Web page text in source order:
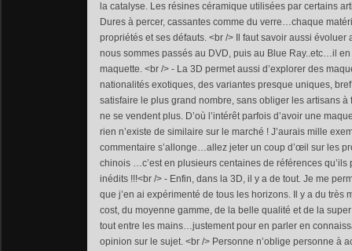
la catalyse. Les résines céramique utilisées par certains
Dures à percer, cassantes comme du verre…chaque
propriétés et ses défauts. <br /> Il faut savoir aussi
nous sommes passés au DVD, puis au Blue Ray..etc…il
maquette. <br /> - La 3D permet aussi d’explorer des
nationalités exotiques, des variantes presque uniques,
satisfaire le plus grand nombre, sans obliger les artisans à
ne se vendent plus. D’où l’intérêt parfois d’avoir une
rien n’existe de similaire sur le marché ! J’aurais mille
commentaire s’allonge…allez jeter un coup d’œil sur les
chinois …c’est en plusieurs centaines de références qu’ils
inédits !!!<br /> - Enfin, dans la 3D, il y a de tout. Je me
que j’en ai expérimenté de tous les horizons. Il y a du très
cost, du moyenne gamme, de la belle qualité et de la
tout entre les mains…justement pour en parler en
opinion sur le sujet. <br /> Personne n’oblige personne à